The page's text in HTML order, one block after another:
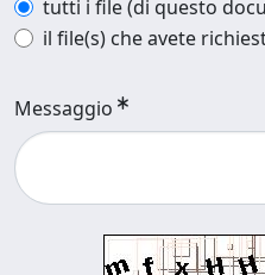
tutti i file (di questo
il file(s) che avete
Messaggio